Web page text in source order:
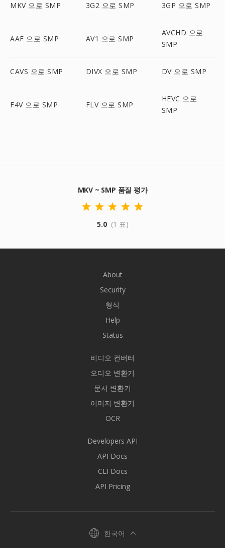
MKV 으로 SMP 3G2 으로 SMP 3GP 으로 SMP
AAF 으로 SMP AV1 으로 SMP
AVCHD 으로
SMP
CAVS 으로 SMP DIVX 으로 SMP DV 으로 SMP
F4V 으로 SMP FLV 으로 SMP
HEVC 으로
SMP
MKV ~ SMP 품질 평가
5.0 (1 표)
About
Security
형식
Help
Status
비디오 컨버터
오디오 변환기
문서 변환기
이미지 변환기
OCR
Developers API
API Docs
CLI Docs
API Pricing
한국어